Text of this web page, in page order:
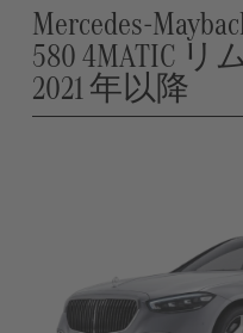
Mercedes-
580 4MATIC リ
2021 年以降